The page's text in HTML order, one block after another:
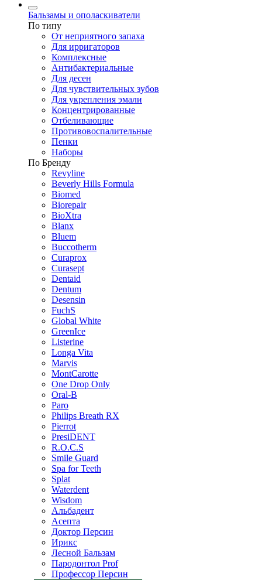
Бальзамы и ополаскиватели
По типу
От неприятного запаха
Для ирригаторов
Комплексные
Антибактериальные
Для десен
Для чувствительных зубов
Для укрепления эмали
Концентрированные
Отбеливающие
Противовоспалительные
Пенки
Наборы
По Бренду
Revyline
Beverly Hills Formula
Biomed
Biorepair
BioXtra
Blanx
Bluem
Buccotherm
Curaprox
Curasept
Dentaid
Dentum
Desensin
FuchS
Global White
GreenIce
Listerine
Longa Vita
Marvis
MontCarotte
One Drop Only
Oral-B
Paro
Philips Breath RX
Pierrot
PresiDENT
R.O.C.S
Smile Guard
Spa for Teeth
Splat
Waterdent
Wisdom
Альбадент
Асепта
Доктор Персин
Ирикс
Лесной Бальзам
Пародонтол Prof
Профессор Персин